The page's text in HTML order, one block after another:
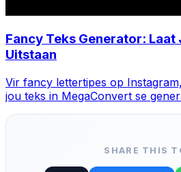
Fancy Teks Generator: Laat
Uitstaan
Vir fancy lettertipes op
jou teks in MegaConvert se
SHARE THIS